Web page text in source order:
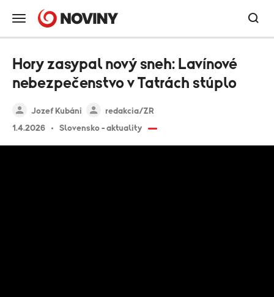
Jozef Kubáni
redakcia/ZR
1.4.2026
Slovensko - aktuality
Hory zasypal nový sneh: Lavínové
nebezpečenstvo v Tatrách stúplo